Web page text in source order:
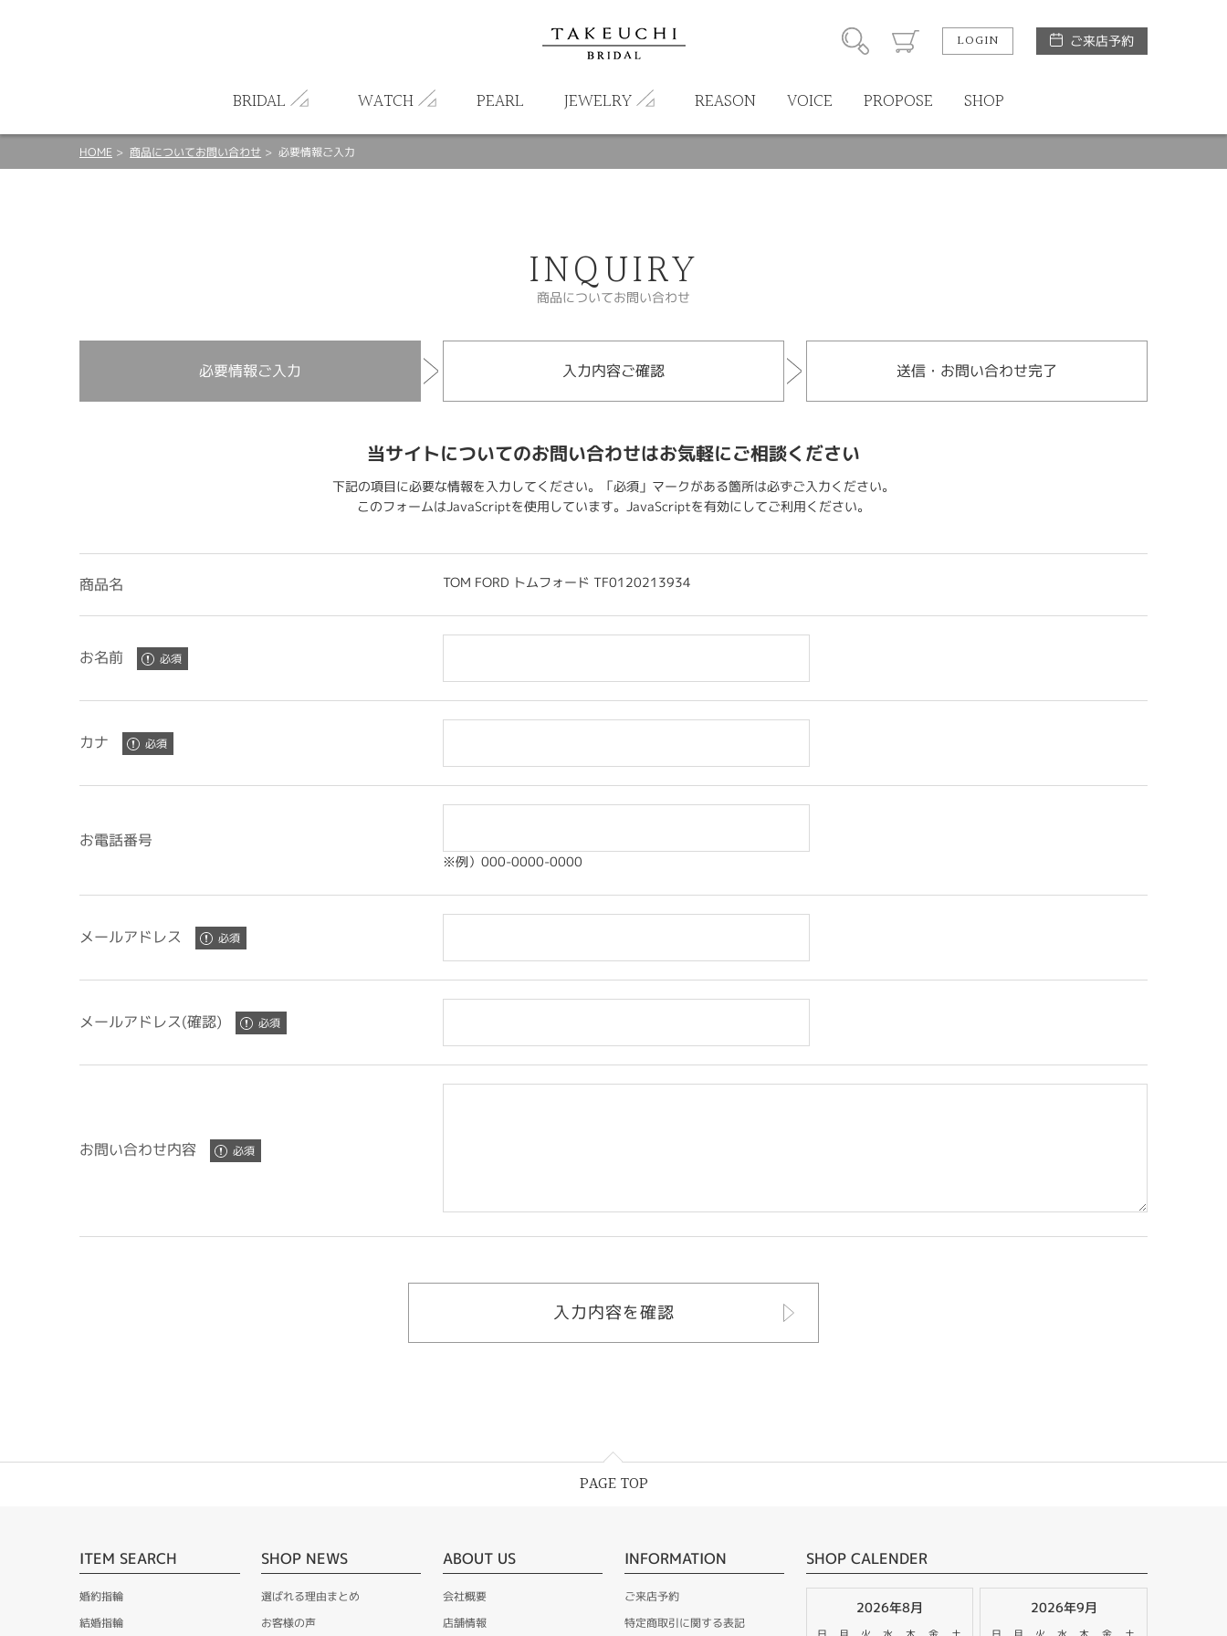
LOGIN ご来店予約
BRIDAL WATCH PEARL JEWELRY REASON VOICE PROPOSE SHOP
HOME 商品についてお問い合わせ 必要情報ご入力
INQUIRY
商品についてお問い合わせ
必要情報ご入力 入力内容ご確認 送信・お問い合わせ完了
当サイトについてのお問い合わせはお気軽にご相談ください
下記の項目に必要な情報を入力してください。「必須」マークがある箇所は必ずご入力ください。
このフォームはJavaScriptを使用しています。JavaScriptを有効にしてご利用ください。
商品名 TOM FORD トムフォード TF0120213934
お名前
カナ
お電話番号
※例）000-0000-0000
メールアドレス
メールアドレス(確認)
お問い合わせ内容
PAGE TOP
ITEM SEARCH
婚約指輪
結婚指輪
SHOP NEWS
選ばれる理由まとめ
お客様の声
ABOUT US
会社概要
店舗情報
INFORMATION
ご来店予約
特定商取引に関する表記
SHOP CALENDER
2026年8月 2026年9月